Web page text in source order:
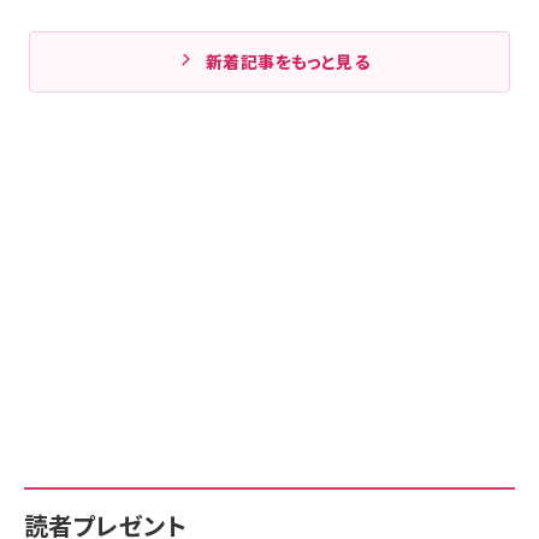
新着記事をもっと見る
読者プレゼント